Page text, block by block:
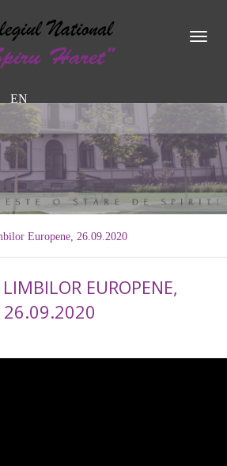
EN
Europene, 26.09.2020
EUROPENE,
26.09.2020